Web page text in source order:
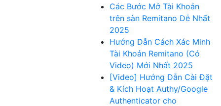
Các Bước Mở Tài Khoản
trên sàn Remitano Dễ Nhất
2025
Hướng Dẫn Cách Xác Minh
Tài Khoản Remitano (Có
Video) Mới Nhất 2025
[Video] Hướng Dẫn Cài Đặt
& Kích Hoạt Authy/Google
Authenticator cho